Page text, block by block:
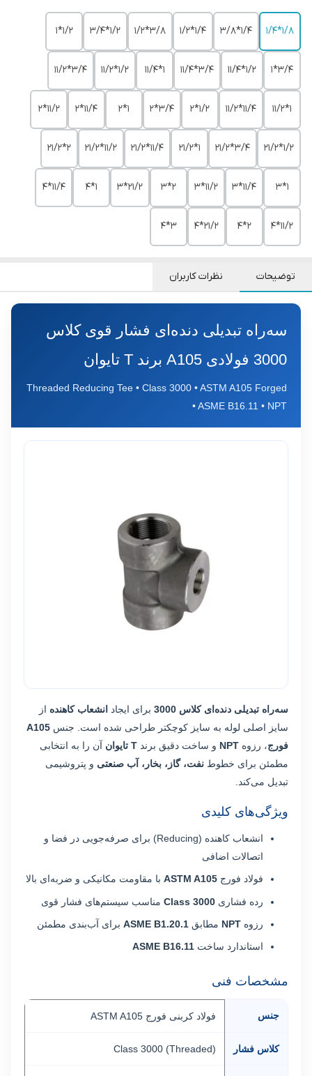
1/8*1/4
1/4*3/8
1/4*1/2
3/8*1/2
1/2*3/4
1/2*1
3/4*1
1/2*11/4
3/4*11/4
1*11/4
1/2*11/2
3/4*11/2
1*11/2
11/4*11/2
1/2*2
3/4*2
1*2
11/4*2
11/2*2
1/2*21/2
3/4*21/2
1*21/2
11/4*21/2
11/2*21/2
2*21/2
1*3
11/4*3
11/2*3
2*3
21/2*3
1*4
11/4*4
11/2*4
2*4
21/2*4
3*4
توضیحات نظرات کاربران
سه‌راه تبدیلی دنده‌ای فشار قوی کلاس
3000 فولادی A105 برند T تایوان
Threaded Reducing Tee • Class 3000 • ASTM A105 Forged
• ASME B16.11 • NPT
سه‌راه تبدیلی دنده‌ای کلاس 3000 برای ایجاد انشعاب کاهنده از
سایز اصلی لوله به سایز کوچکتر طراحی شده است. جنس A105
فورج، رزوه NPT و ساخت دقیق برند T تایوان
آن را به انتخابی
مطمئن برای خطوط نفت، گاز، بخار، آب صنعتی و پتروشیمی
تبدیل می‌کند.
ویژگی‌های کلیدی
انشعاب کاهنده (Reducing) برای صرفه‌جویی در فضا و
اتصالات اضافی
فولاد فورج ASTM A105 با مقاومت مکانیکی و ضربه‌ای بالا
رده فشاری Class 3000 مناسب سیستم‌های فشار قوی
رزوه NPT مطابق ASME B1.20.1 برای آب‌بندی مطمئن
استاندارد ساخت ASME B16.11
مشخصات فنی
جنس فولاد کربنی فورج ASTM A105
کلاس فشار Class 3000 (Threaded)